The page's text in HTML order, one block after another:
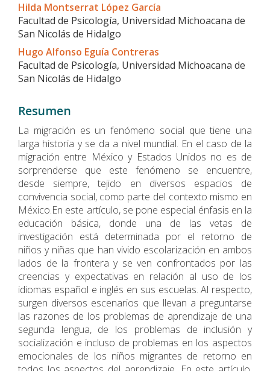
Hilda Montserrat López García
Facultad de Psicología, Universidad Michoacana de
San Nicolás de Hidalgo
Hugo Alfonso Eguía Contreras
Facultad de Psicología, Universidad Michoacana de
San Nicolás de Hidalgo
Resumen
La migración es un fenómeno social que tiene una
larga historia y se da a nivel mundial. En el caso de la
migración entre México y Estados Unidos no es de
sorprenderse que este fenómeno se encuentre,
desde siempre, tejido en diversos espacios de
convivencia social, como parte del contexto mismo en
México.En este artí­culo, se pone especial énfasis en la
educación básica, donde una de las vetas de
investigación está determinada por el retorno de
niños y niñas que han vivido escolarización en ambos
lados de la frontera y se ven confrontados por las
creencias y expectativas en relación al uso de los
idiomas español e inglés en sus escuelas. Al respecto,
surgen diversos escenarios que llevan a preguntarse
las razones de los problemas de aprendizaje de una
segunda lengua, de los problemas de inclusión y
socialización e incluso de problemas en los aspectos
emocionales de los niños migrantes de retorno en